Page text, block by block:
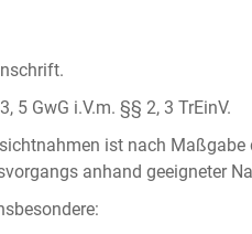
5 GwG i.V.m. §§ 2, 3 TrEinV.
ist nach
anhand geeigneter